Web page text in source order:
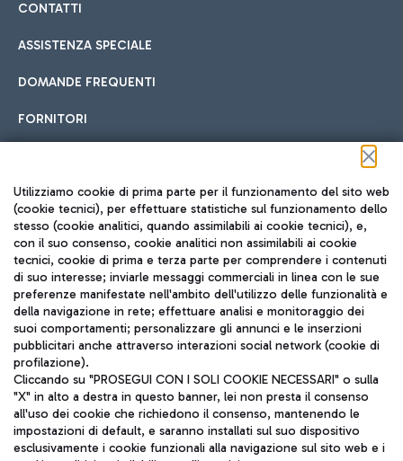
CONTATTI
ASSISTENZA SPECIALE
DOMANDE FREQUENTI
FORNITORI
Seguici sui social
TRAVEL JOURNAL
ITA
Utilizziamo cookie di prima parte per il funzionamento del sito web
(cookie tecnici), per effettuare statistiche sul funzionamento dello
stesso (cookie analitici, quando assimilabili ai cookie tecnici), e,
con il suo consenso, cookie analitici non assimilabili ai cookie
tecnici, cookie di prima e terza parte per comprendere i contenuti
di suo interesse; inviarle messaggi commerciali in linea con le sue
preferenze manifestate nell'ambito dell'utilizzo delle funzionalità e
della navigazione in rete; effettuare analisi e monitoraggio dei
suoi comportamenti; personalizzare gli annunci e le inserzioni
pubblicitari anche attraverso interazioni social network (cookie di
profilazione).
Cliccando su "PROSEGUI CON I SOLI COOKIE NECESSARI" o sulla
"X" in alto a destra in questo banner, lei non presta il consenso
all'uso dei cookie che richiedono il consenso, mantenendo le
impostazioni di default, e saranno installati sul suo dispositivo
esclusivamente i cookie funzionali alla navigazione sul sito web e i